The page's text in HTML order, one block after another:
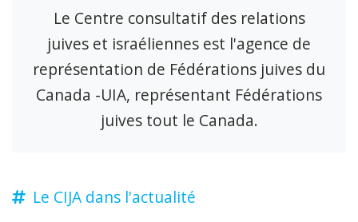
Le Centre consultatif des relations
juives et israéliennes est l'agence de
représentation de Fédérations juives du
Canada -UIA, représentant Fédérations
juives tout le Canada.
Le CIJA dans l'actualité